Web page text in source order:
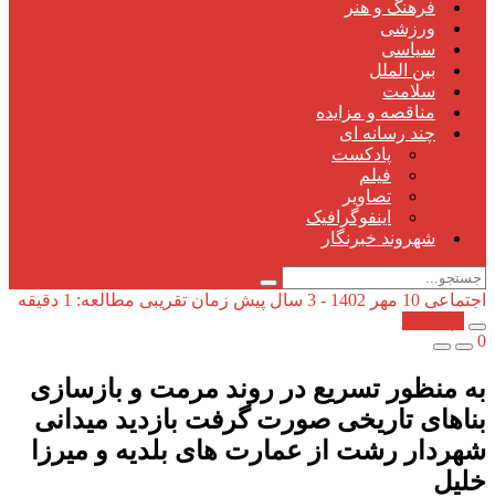
فرهنگ و هنر
ورزشی
سیاسی
بین الملل
سلامت
مناقصه و مزایده
چند رسانه ای
پادکست
فیلم
تصاویر
اینفوگرافیک
شهروند خبرنگار
اجتماعی 10 مهر 1402 - 3 سال پیش
زمان تقریبی مطالعه: 1 دقیقه
0
به منظور تسریع در روند مرمت و بازسازی
بناهای تاریخی صورت گرفت بازدید میدانی
شهردار رشت از عمارت های بلدیه و میرزا
خلیل